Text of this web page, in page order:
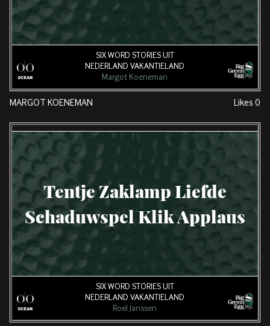
SIX WORD STORIES UIT
NEDERLAND VAKANTIELAND
Margot Koeneman
MARGOT KOENEMAN Likes 0
Tentje Zaklamp Liefde
Schaduwspel Klik Applaus
SIX WORD STORIES UIT
NEDERLAND VAKANTIELAND
Roel Janssen